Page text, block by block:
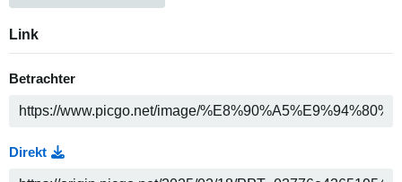
Link
Betrachter
Direkt